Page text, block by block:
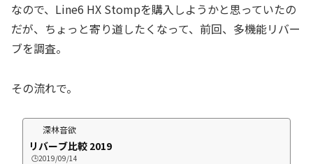
なので、Line6 HX Stompを購入しようかと思っていたの
だが、ちょっと寄り道したくなって、前回、多機能リバー
ブを調査。
その流れで。
深林音欲
リバーブ比較 2019
🕒️2019/09/14